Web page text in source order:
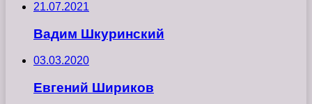
21.07.2021
Вадим Шкуринский
03.03.2020
Евгений Шириков